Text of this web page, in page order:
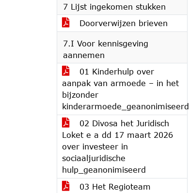
7 Lijst ingekomen stukken
Doorverwijzen brieven
7.I Voor kennisgeving
aannemen
01 Kinderhulp over
aanpak van armoede – in het
bijzonder
kinderarmoede_geanonimiseerd
02 Divosa het Juridisch
Loket e a dd 17 maart 2026
over investeer in
sociaaljuridische
hulp_geanonimiseerd
03 Het Regioteam